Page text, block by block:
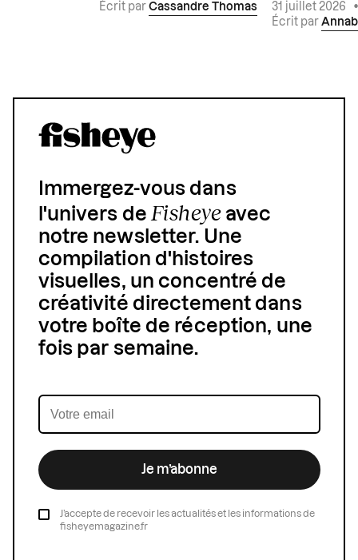
Écrit par Cassandre Thomas 31 juillet 2026
Écrit par
Immergez-vous dans
l'univers deFisheyeavec
notre newsletter. Une
compilation d'histoires
visuelles, un concentré de
créativité directement dans
votre boîte de réception, une
fois par semaine.
Je m’abonne
J’accepte de recevoir les actualités et les informations de
fisheyemagazine.fr